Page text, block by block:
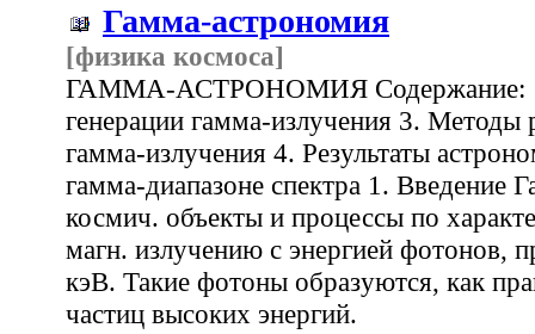
Гамма-астрономия
[физика космоса]
ГАММА-АСТРОНОМИЯ Содержание:
генерации гамма-излучения 3. Методы
гамма-излучения 4. Результаты
гамма-диапазоне спектра 1. Введение
космич. объекты и процессы по
магн. излучению с энергией
кэВ. Такие фотоны образуются, как
частиц высоких энергий.